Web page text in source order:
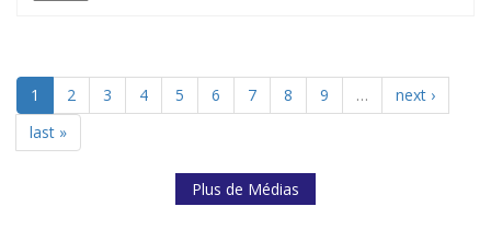
1 2 3 4 5 6 7 8 9 …
next ›
last »
Plus de Médias